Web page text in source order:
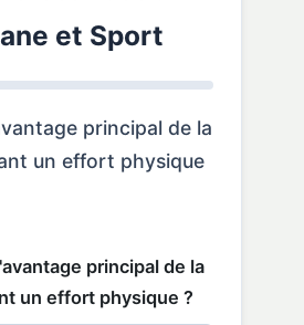
et Sport
principal de la
un effort physique
principal de la
un effort physique ?